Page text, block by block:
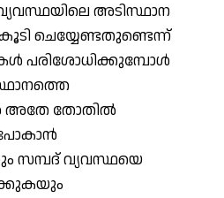
അടിസ്ഥാന
ചെയ്യേണ്ടതുണ്ടെന്ന്
പരിശോധിക്കുമ്പോള്‍
അതേ തോതില്‍
സമ്പദ് വ്യവസ്ഥയെ